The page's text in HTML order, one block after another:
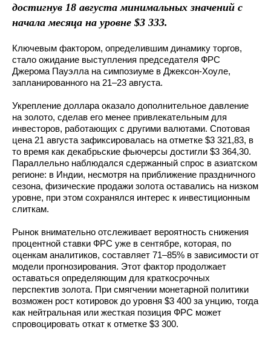
достигнув 18 августа минимальных значений с
начала месяца на уровне $3 333.
Ключевым фактором, определившим динамику торгов,
стало ожидание выступления председателя ФРС
Джерома Пауэлла на симпозиуме в Джексон-Хоуле,
запланированного на 21–23 августа.
Укрепление доллара оказало дополнительное давление
на золото, сделав его менее привлекательным для
инвесторов, работающих с другими валютами. Спотовая
цена 21 августа зафиксировалась на отметке $3 321,83, в
то время как декабрьские фьючерсы достигли $3 364,30.
Параллельно наблюдался сдержанный спрос в азиатском
регионе: в Индии, несмотря на приближение праздничного
сезона, физические продажи золота оставались на низком
уровне, при этом сохранялся интерес к инвестиционным
слиткам.
Рынок внимательно отслеживает вероятность снижения
процентной ставки ФРС уже в сентябре, которая, по
оценкам аналитиков, составляет 71–85% в зависимости от
модели прогнозирования. Этот фактор продолжает
оставаться определяющим для краткосрочных
перспектив золота. При смягчении монетарной политики
возможен рост котировок до уровня $3 400 за унцию, тогда
как нейтральная или жесткая позиция ФРС может
спровоцировать откат к отметке $3 300.
Имя*
E-mail
Наименование
предприятия
Комментарий
Отправить